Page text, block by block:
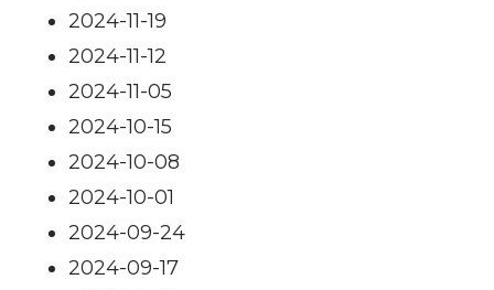
2024-11-19
2024-11-12
2024-11-05
2024-10-15
2024-10-08
2024-10-01
2024-09-24
2024-09-17